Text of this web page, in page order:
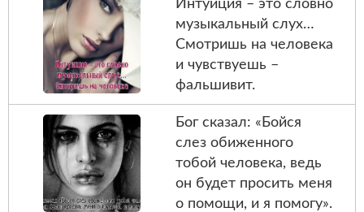
Интуиция – это словно
музыкальный слух…
Смотришь на человека
и чувствуешь –
фальшивит.
Бог сказал: «Бойся
слез обиженного
тобой человека, ведь
он будет просить меня
о помощи, и я помогу».